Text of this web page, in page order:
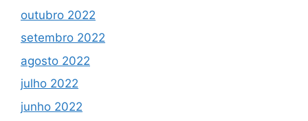
outubro 2022
setembro 2022
agosto 2022
julho 2022
junho 2022